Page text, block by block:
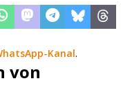
Kanal.
von